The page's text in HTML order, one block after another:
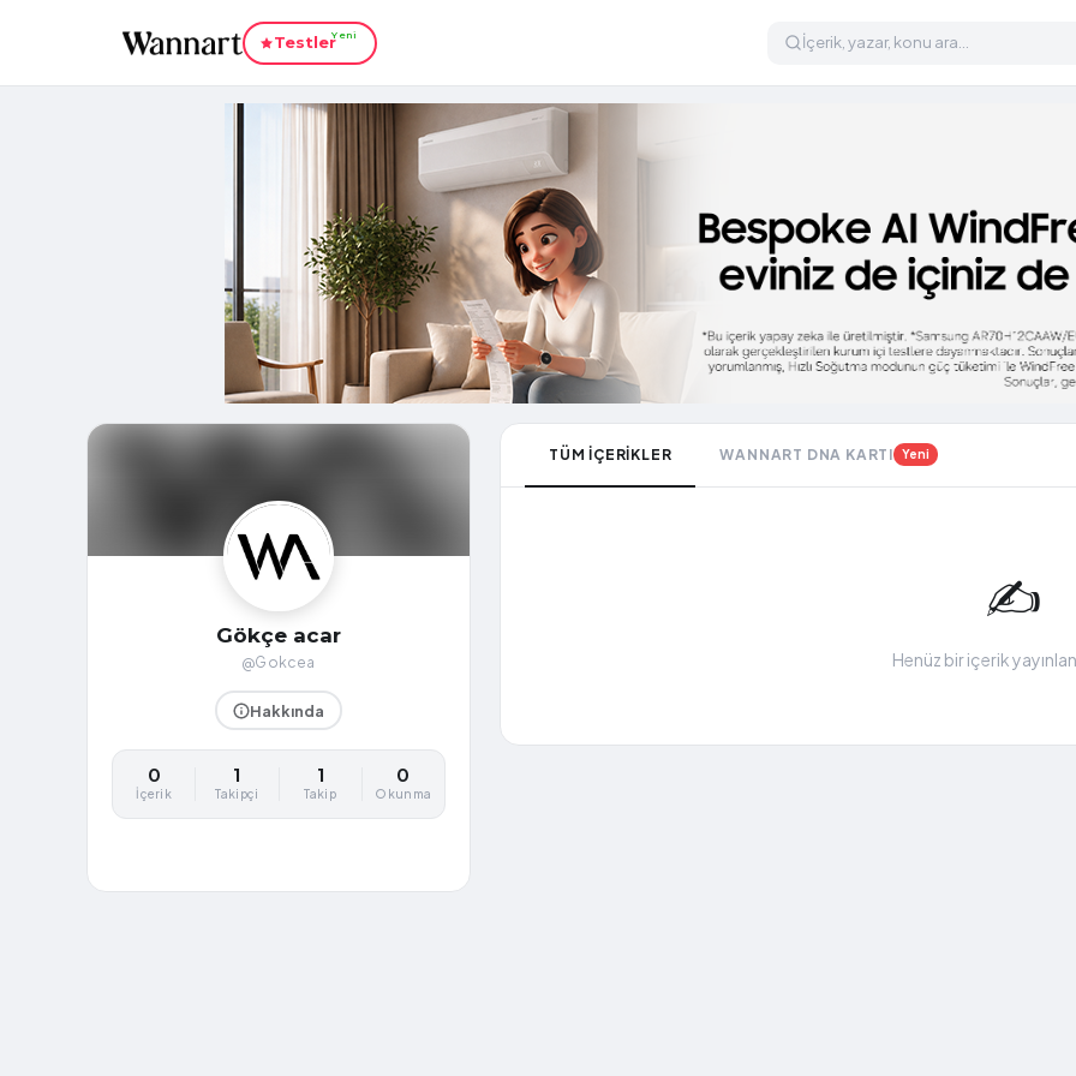
TestlerYeni
Gökçe acar
@Gokcea
Hakkında
0
İçerik
1
Takipçi
1
Takip
0
Okunma
TÜM İÇERİKLER WANNART DNA KARTI Yeni
✍️
Henüz bir içerik